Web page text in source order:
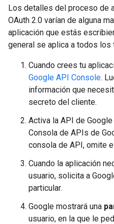
Los detalles del proceso de
OAuth 2.0 varían de alguna
aplicación que estás
general se aplica a todos los
Cuando crees tu
Google API Console.
información que
secreto del cliente.
Activa la API de
Consola de APIs de
consola de API, omite
Cuando la aplicación
usuario, solicita a
particular.
Google mostrará una
usuario, en la que le